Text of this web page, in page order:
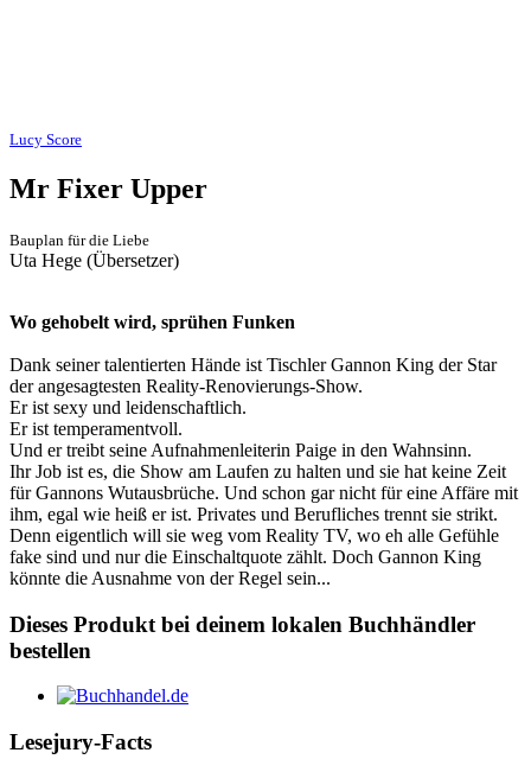
Lucy Score
Mr Fixer Upper
Bauplan für die Liebe
Uta Hege (Übersetzer)
Wo gehobelt wird, sprühen Funken
Dank seiner talentierten Hände ist Tischler Gannon King der Star
der angesagtesten Reality-Renovierungs-Show.
Er ist sexy und leidenschaftlich.
Er ist temperamentvoll.
Und er treibt seine Aufnahmenleiterin Paige in den Wahnsinn.
Ihr Job ist es, die Show am Laufen zu halten und sie hat keine Zeit
für Gannons Wutausbrüche. Und schon gar nicht für eine Affäre mit
ihm, egal wie heiß er ist. Privates und Berufliches trennt sie strikt.
Denn eigentlich will sie weg vom Reality TV, wo eh alle Gefühle
fake sind und nur die Einschaltquote zählt. Doch Gannon King
könnte die Ausnahme von der Regel sein...
Dieses Produkt bei deinem lokalen Buchhändler
bestellen
Lesejury-Facts